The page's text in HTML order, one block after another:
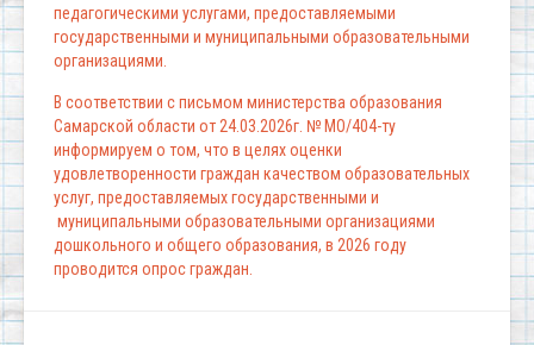
педагогическими услугами, предоставляемыми
государственными и муниципальными образовательными
организациями.
В соответствии с письмом министерства образования
Самарской области от 24.03.2026г. № МО/404-ту
информируем о том, что в целях оценки
удовлетворенности граждан качеством образовательных
услуг, предоставляемых государственными и
муниципальными образовательными организациями
дошкольного и общего образования, в 2026 году
проводится опрос граждан.